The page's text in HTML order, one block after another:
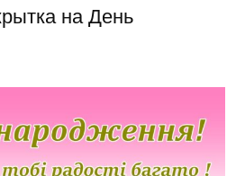
на День